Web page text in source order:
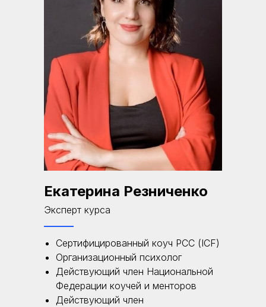
Екатерина Резниченко
Эксперт курса
Сертифицированный коуч РСС (ICF)
Организационный психолог
Действующий член Национальной
Федерации коучей и менторов
Действующий член